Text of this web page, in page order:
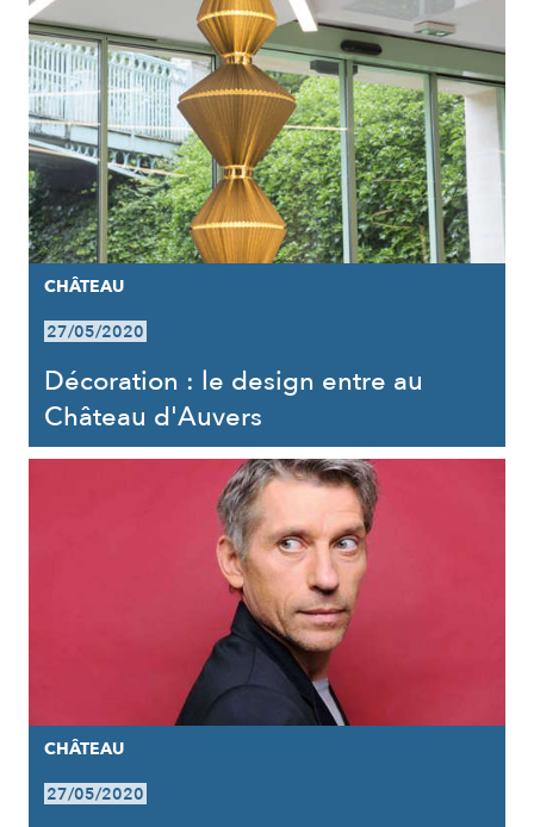
CHÂTEAU
27/05/2020
Décoration : le design entre au
Château d'Auvers
CHÂTEAU
27/05/2020